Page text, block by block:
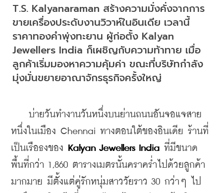
T.S. Kalyanaraman สร้างความมั่งคั่งจากการ
ขายเครื่องประดับงานวิวาห์ในอินเดีย เวลานี้
ราคาทองคำพุ่งทะยาน ผู้ก่อตั้ง Kalyan
Jewellers India ก็เผชิญกับความท้าทาย เมื่อ
ลูกค้าเริ่มมองหาความคุ้มค่า ขณะที่บริษัทกำลัง
มุ่งมั่นขยายอาณาจักรธุรกิจครั้งใหญ่
บ่ายวันทำงานวันหนึ่งบนย่านถนนอันจอแจสาย
หนึ่งในเมือง Chennai ทางตอนใต้ของอินเดีย ร้านที่
เป็นเรือธงของ
Kalyan Jewellers India ที่มีขนาด
พื้นที่กว่า 1,860 ตารางเมตรนั้นคราคร่ำไปด้วยลูกค้า
มากมาย มีตั้งแต่คู่รักหนุ่มสาววัยราว 30 กว่าๆ ไป